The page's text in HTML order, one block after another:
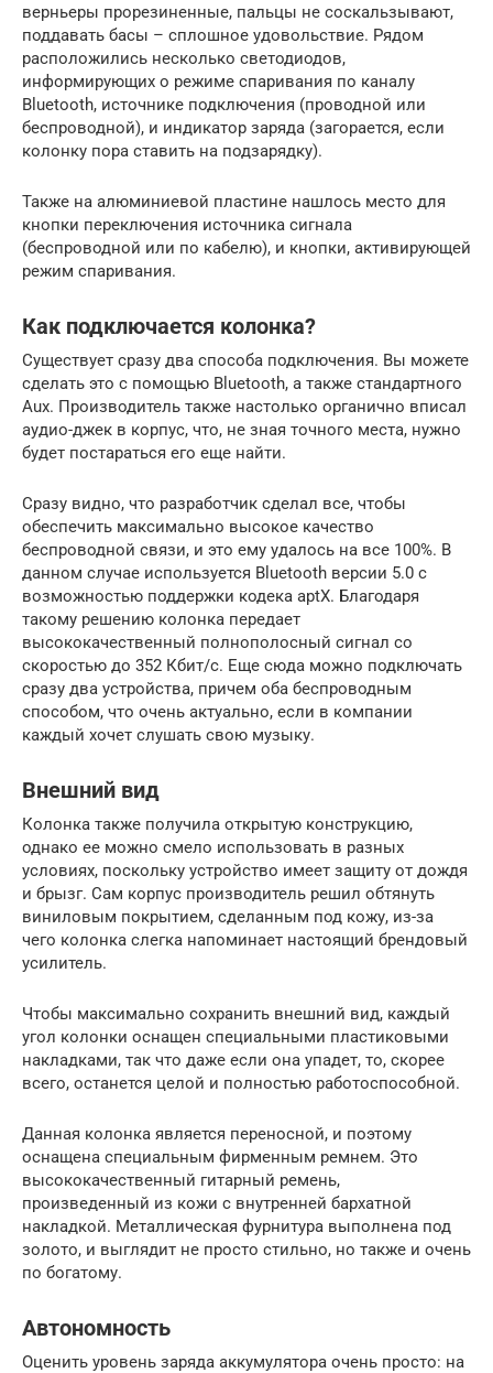
верньеры прорезиненные, пальцы не соскальзывают,
поддавать басы – сплошное удовольствие. Рядом
расположились несколько светодиодов,
информирующих о режиме спаривания по каналу
Bluetooth, источнике подключения (проводной или
беспроводной), и индикатор заряда (загорается, если
колонку пора ставить на подзарядку).
Также на алюминиевой пластине нашлось место для
кнопки переключения источника сигнала
(беспроводной или по кабелю), и кнопки, активирующей
режим спаривания.
Как подключается колонка?
Существует сразу два способа подключения. Вы можете
сделать это с помощью Bluetooth, а также стандартного
Aux. Производитель также настолько органично вписал
аудио-джек в корпус, что, не зная точного места, нужно
будет постараться его еще найти.
Сразу видно, что разработчик сделал все, чтобы
обеспечить максимально высокое качество
беспроводной связи, и это ему удалось на все 100%. В
данном случае используется Bluetooth версии 5.0 с
возможностью поддержки кодека aptX. Благодаря
такому решению колонка передает
высококачественный полнополосный сигнал со
скоростью до 352 Кбит/с. Еще сюда можно подключать
сразу два устройства, причем оба беспроводным
способом, что очень актуально, если в компании
каждый хочет слушать свою музыку.
Внешний вид
Колонка также получила открытую конструкцию,
однако ее можно смело использовать в разных
условиях, поскольку устройство имеет защиту от дождя
и брызг. Сам корпус производитель решил обтянуть
виниловым покрытием, сделанным под кожу, из-за
чего колонка слегка напоминает настоящий брендовый
усилитель.
Чтобы максимально сохранить внешний вид, каждый
угол колонки оснащен специальными пластиковыми
накладками, так что даже если она упадет, то, скорее
всего, останется целой и полностью работоспособной.
Данная колонка является переносной, и поэтому
оснащена специальным фирменным ремнем. Это
высококачественный гитарный ремень,
произведенный из кожи с внутренней бархатной
накладкой. Металлическая фурнитура выполнена под
золото, и выглядит не просто стильно, но также и очень
по богатому.
Автономность
Оценить уровень заряда аккумулятора очень просто: на